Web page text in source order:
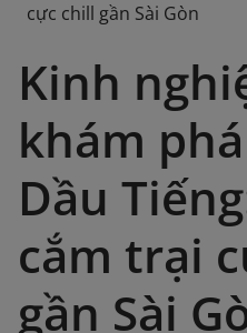
cực chill gần Sài Gòn
Kinh
khám
Dầu
cắm trại
gần Sài